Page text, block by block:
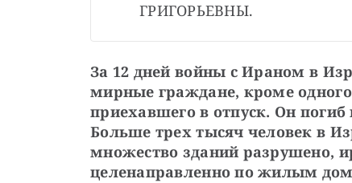
ГРИГОРЬЕВНЫ.
За 12 дней войны с Ираном в
мирные граждане, кроме
приехавшего в отпуск. Он
Больше трех тысяч человек в
множество зданий разрушено,
целенаправленно по жилым